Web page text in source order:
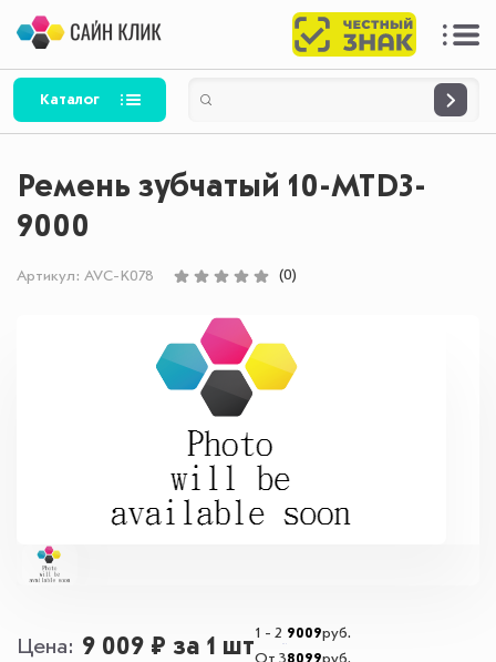
Каталог
Ремень зубчатый 10-MTD3-
9000
Артикул: AVC-K078 (0)
Цена 9 009 ₽ за 1 шт
1 - 2 9009руб.
От 38099руб.